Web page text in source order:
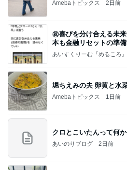
あいすくりーむ『めるころ』
堀ちえみの夫 卵黄と水
クロとこいたんって何
あいのりブログ 2日前
植え替えが成功して喜
Amebaトピックス 1日前